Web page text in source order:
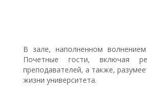
В зале, наполненном
Почетные гости, включая
преподавателей, а также,
жизни университета.